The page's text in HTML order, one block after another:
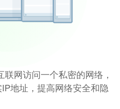
网访问一个私密的网络，
地址，提高网络安全和隐